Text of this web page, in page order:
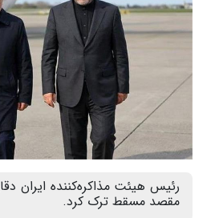
رئیس هیئت مذاکره‌کننده ایران
مقصد مسقط ترک کرد.